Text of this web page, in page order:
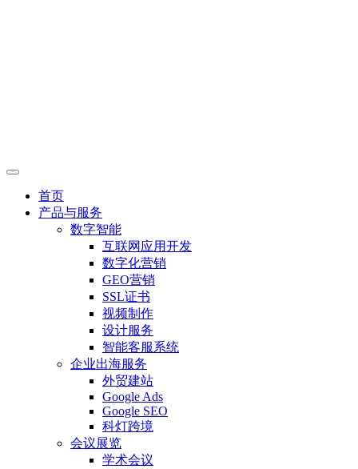
首页
产品与服务
数字智能
互联网应用开发
数字化营销
GEO营销
SSL证书
视频制作
设计服务
智能客服系统
企业出海服务
外贸建站
Google Ads
Google SEO
科灯跨境
会议展览
学术会议